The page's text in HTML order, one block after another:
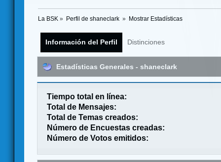
La BSK » Perfil de shaneclark » Mostrar Estadísticas
Información del Perfil Distinciones
Estadísticas Generales - shaneclark
Tiempo total en línea:
Total de Mensajes:
Total de Temas creados:
Número de Encuestas creadas:
Número de Votos emitidos: